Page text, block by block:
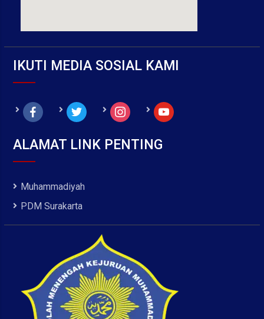
IKUTI MEDIA SOSIAL KAMI
facebook twitter instagram youtube
ALAMAT LINK PENTING
Muhammadiyah
PDM Surakarta